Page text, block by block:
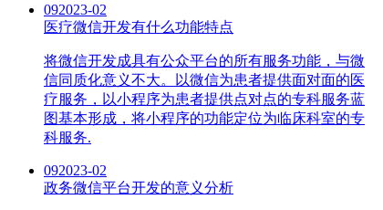
092023-02
医疗微信开发有什么功能特点
将微信开发成具有公众平台的所有服务功能，与微
信同质化意义不大。以微信为患者提供面对面的医
疗服务，以小程序为患者提供点对点的专科服务蓝
图基本形成，将小程序的功能定位为临床科室的专
科服务.
092023-02
政务微信平台开发的意义分析